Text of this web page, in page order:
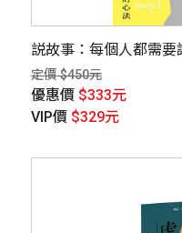
説故事：每個人都需
定價 $450元
優惠價 $333元
VIP價 $329元